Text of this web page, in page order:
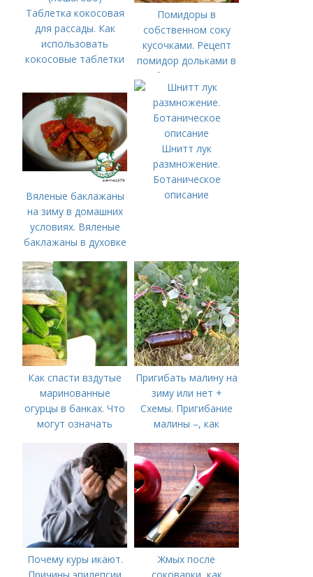
Таблетка кокосовая
для рассады. Как
использовать
кокосовые таблетки
(пошагово)
Помидоры в
собственном соку
кусочками. Рецепт
помидор дольками в
собственном соку
Вяленые баклажаны
на зиму в домашних
условиях. Вяленые
баклажаны в духовке
приготовления на
зиму с фото в
домашних условиях
Шнитт лук
размножение.
Ботаническое
описание
Как спасти вздутые
маринованные
огурцы в банках. Что
могут означать
вздувшиеся банки?
Пригибать малину на
зиму или нет +
Схемы. Пригибание
малины –, как
когда
Почему куры икают.
Жмых после